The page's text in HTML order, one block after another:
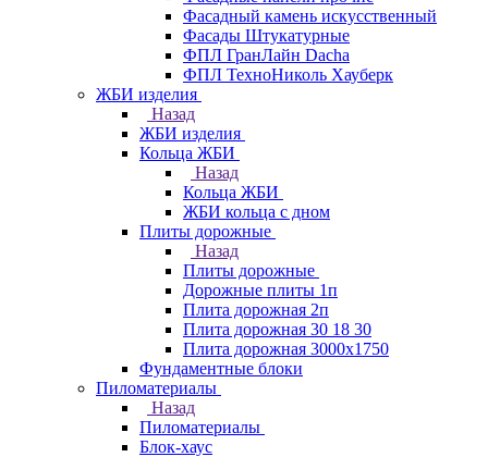
Фасадный камень искусственный
Фасады Штукатурные
ФПЛ ГранЛайн Dacha
ФПЛ ТехноНиколь Хауберк
ЖБИ изделия
Назад
ЖБИ изделия
Кольца ЖБИ
Назад
Кольца ЖБИ
ЖБИ кольца с дном
Плиты дорожные
Назад
Плиты дорожные
Дорожные плиты 1п
Плита дорожная 2п
Плита дорожная 30 18 30
Плита дорожная 3000х1750
Фундаментные блоки
Пиломатериалы
Назад
Пиломатериалы
Блок-хаус